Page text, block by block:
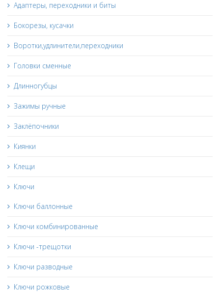
Адаптеры, переходники и биты
Бокорезы, кусачки
Воротки,удлинители,переходники
Головки сменные
Длинногубцы
Зажимы ручные
Заклёпочники
Киянки
Клещи
Ключи
Ключи баллонные
Ключи комбинированные
Ключи -трещотки
Ключи разводные
Ключи рожковые